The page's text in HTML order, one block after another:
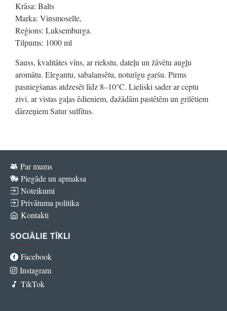
Krāsa: Balts
Marka: Vinsmoselle,
Reģions: Luksemburga.
Tilpums: 1000 ml
Sauss, kvalitātes vīns, ar riekstu, dateļu un žāvētu augļu
aromātu. Elegantu, sabalansētu, noturīgu garšu. Pirms
pasniegšanas atdzesēt līdz 8–10°C. Lieliski sader ar ceptu
zivi, ar vistas gaļas ēdieniem, dažādām pastētēm un grilētiem
dārzeņiem Satur sulfītus.
Par mums
Piegāde un apmaksa
Noteikumi
Privātuma politika
Kontakti
SOCIĀLIE TĪKLI
Facebook
Instagram
TikTok